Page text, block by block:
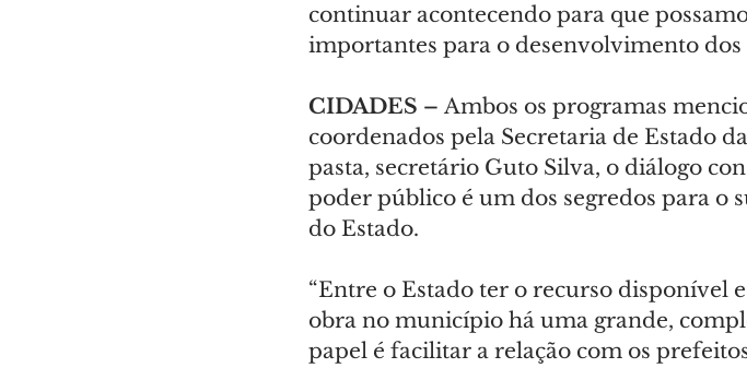
continuar acontecendo para que
importantes para o desenvolvimento
CIDADES – Ambos os programas
coordenados pela Secretaria de Estado
pasta, secretário Guto Silva, o diálogo
poder público é um dos segredos para o
do Estado.
“Entre o Estado ter o recurso disponível
obra no município há uma grande,
papel é facilitar a relação com os